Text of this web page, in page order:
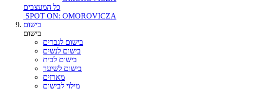
כל המעצבים
SPOT ON: OMOROVICZA
בישום
בישום
בישום לגברים
בישום לנשים
בישום לבית
בישום לשיער
מארזים
מילוי לבישום